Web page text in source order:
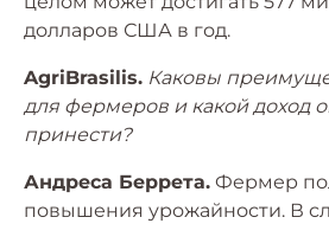
долларов США в год.
AgriBrasilis. Каковы
для фермеров и какой доход
принести?
Андреса Беррета. Фермер
повышения урожайности. В